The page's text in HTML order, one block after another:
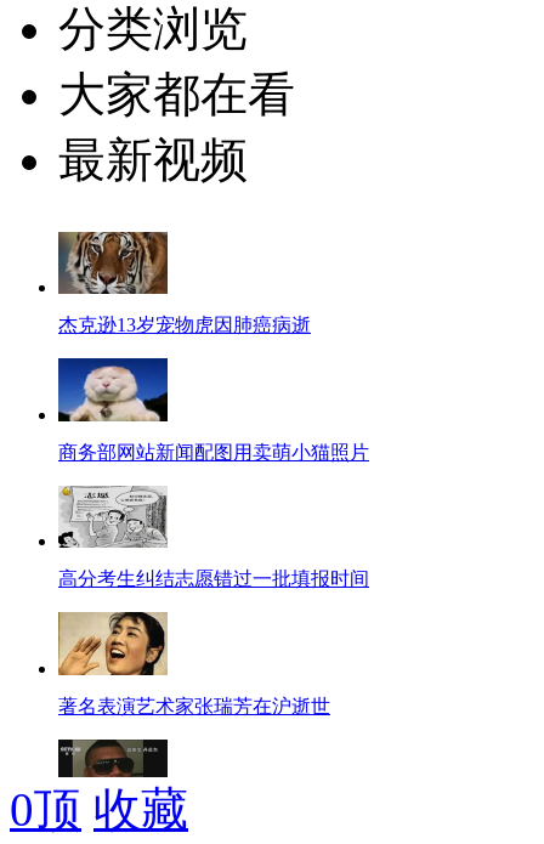
分类浏览
大家都在看
最新视频
杰克逊13岁宠物虎因肺癌病逝
商务部网站新闻配图用卖萌小猫照片
高分考生纠结志愿错过一批填报时间
著名表演艺术家张瑞芳在沪逝世
美国男子吸毒发狂 生吃宠物狗
0顶 收藏